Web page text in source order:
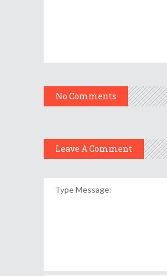
No Comments
Leave A Comment